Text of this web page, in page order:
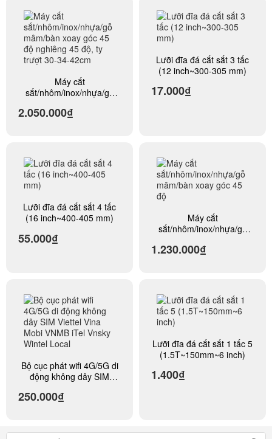
Máy cắt
sắt/nhôm/inox/nhựa/gỗ
nghiêng 45 độ, ty trượt 30-
2.050.000₫
Lưỡi đĩa đá cắt sắt 3 tấc
(12 inch~300-305 mm)
17.000₫
Lưỡi đĩa đá cắt sắt 4 tấc
(16 inch~400-405 mm)
55.000₫
Máy cắt
sắt/nhôm/inox/nhựa/gỗ
1.230.000₫
Bộ cục phát wifi 4G/5G di
động không dây SIM
iTel Vnsky Wintel Local
250.000₫
Lưỡi đĩa đá cắt sắt 1 tấc 5
(1.5T~150mm~6 inch)
1.400₫